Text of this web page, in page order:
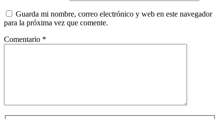
Guarda mi nombre, correo electrónico y web en este navegador
para la próxima vez que comente.
Comentario *